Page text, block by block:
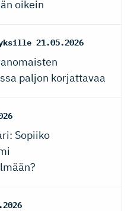
oikein
21.05.2026
paljon korjattavaa
Sopiiko